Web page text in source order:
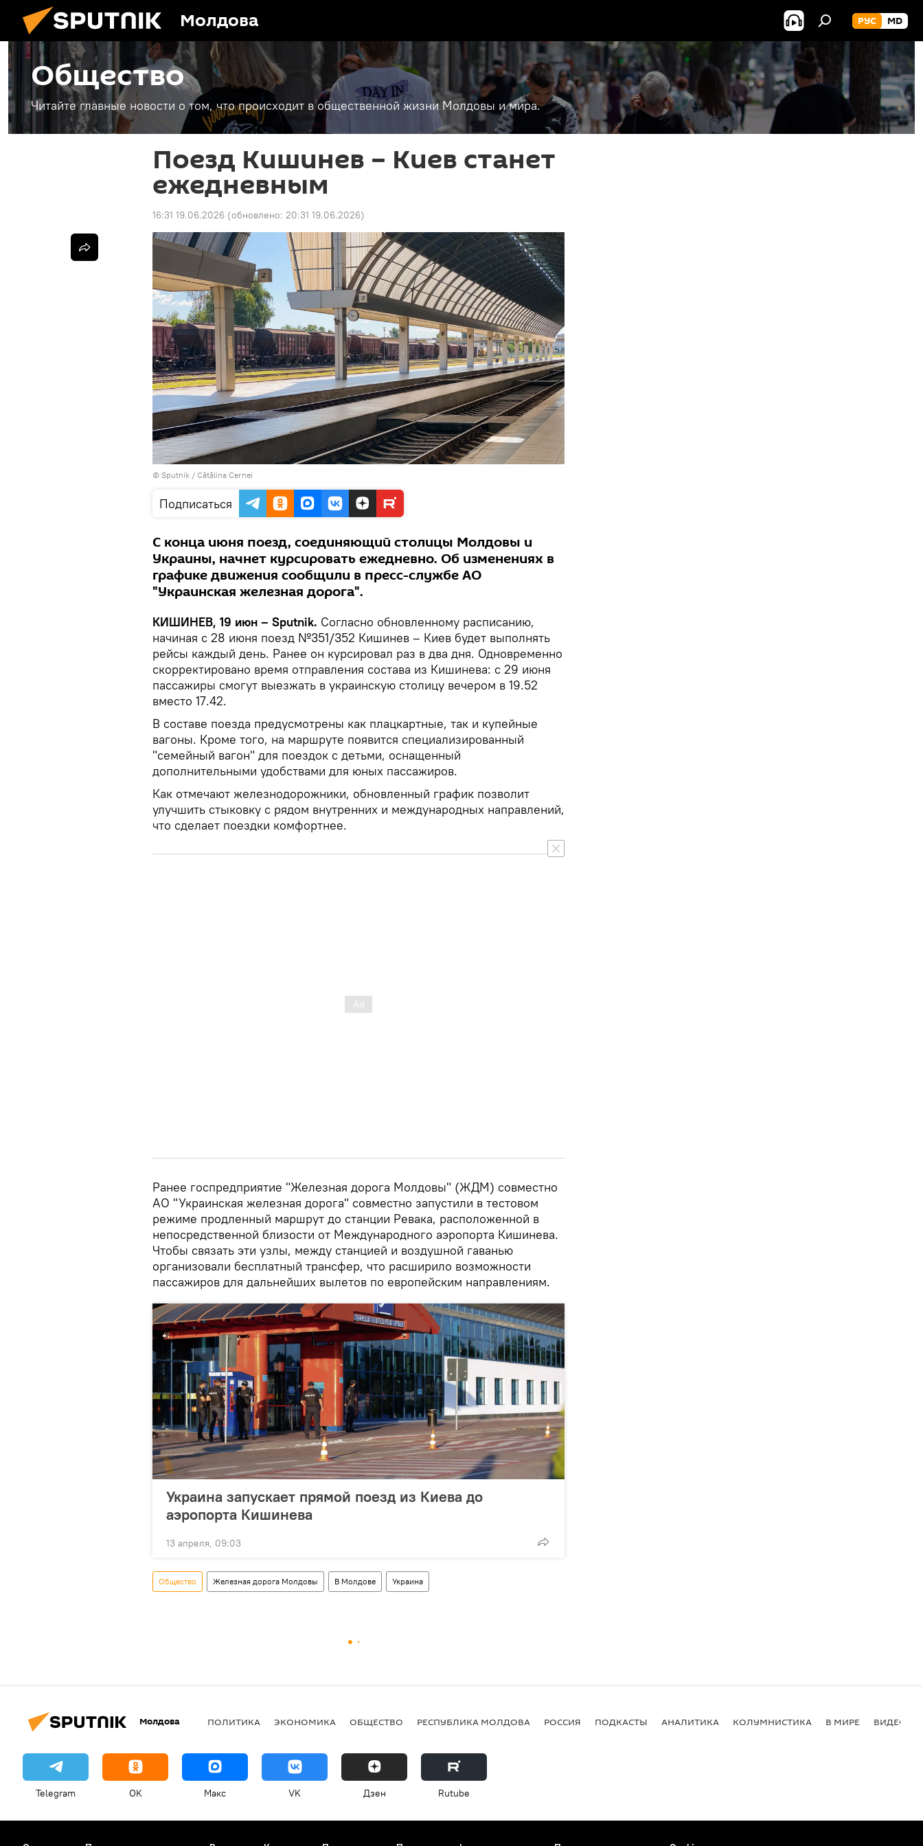
Молдова РУС MD
Общество
Читайте главные новости о том, что происходит в общественной жизни Молдовы и мира.
Поезд Кишинев – Киев станет
ежедневным
16:31 19.06.2026 (обновлено: 20:31 19.06.2026)
© Sputnik / Cătălina Cernei
Подписаться
С конца июня поезд, соединяющий столицы Молдовы и
Украины, начнет курсировать ежедневно. Об изменениях в
графике движения сообщили в пресс-службе АО
"Украинская железная дорога".
КИШИНЕВ, 19 июн – Sputnik. Согласно обновленному расписанию,
начиная с 28 июня поезд №351/352 Кишинев – Киев будет выполнять
рейсы каждый день. Ранее он курсировал раз в два дня. Одновременно
скорректировано время отправления состава из Кишинева: с 29 июня
пассажиры смогут выезжать в украинскую столицу вечером в 19.52
вместо 17.42.
В составе поезда предусмотрены как плацкартные, так и купейные
вагоны. Кроме того, на маршруте появится специализированный
"семейный вагон" для поездок с детьми, оснащенный
дополнительными удобствами для юных пассажиров.
Как отмечают железнодорожники, обновленный график позволит
улучшить стыковку с рядом внутренних и международных направлений,
что сделает поездки комфортнее.
Ранее госпредприятие "Железная дорога Молдовы" (ЖДМ) совместно
АО "Украинская железная дорога" совместно запустили в тестовом
режиме продленный маршрут до станции Ревака, расположенной в
непосредственной близости от Международного аэропорта Кишинева.
Чтобы связать эти узлы, между станцией и воздушной гаванью
организовали бесплатный трансфер, что расширило возможности
пассажиров для дальнейших вылетов по европейским направлениям.
Украина запускает прямой поезд из Киева до
аэропорта Кишинева
13 апреля, 09:03
Общество Железная дорога Молдовы В Молдове Украина
Молдова ПОЛИТИКА ЭКОНОМИКА ОБЩЕСТВО РЕСПУБЛИКА МОЛДОВА РОССИЯ ПОДКАСТЫ АНАЛИТИКА КОЛУМНИСТИКА В МИРЕ ВИДЕО
Telegram OK Макс VK Дзен Rutube